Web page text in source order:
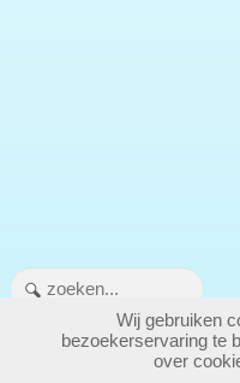
709794
Wij gebruiken
bezoekerservaring te
over